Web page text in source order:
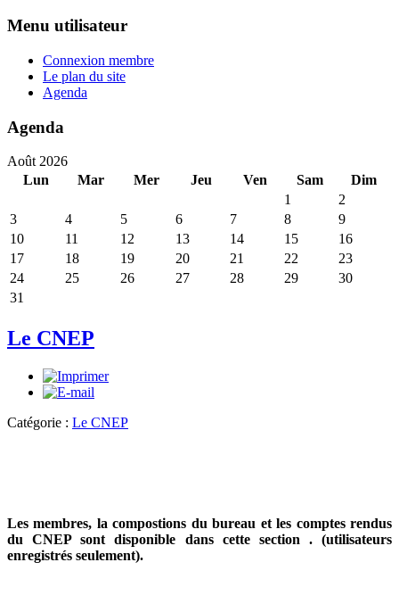
Menu utilisateur
Connexion membre
Le plan du site
Agenda
Agenda
Août 2026
Lun
Mar Mer Jeu Ven Sam
Dim
1
2
3
4 5 6 7 8
9
10
11 12 13 14 15
16
17
18 19 20 21 22
23
24
25 26 27 28 29
30
31
Le CNEP
Catégorie : Le CNEP
Les membres, la compostions du bureau et les comptes rendus
du CNEP sont disponible dans cette section . (utilisateurs
enregistrés seulement).